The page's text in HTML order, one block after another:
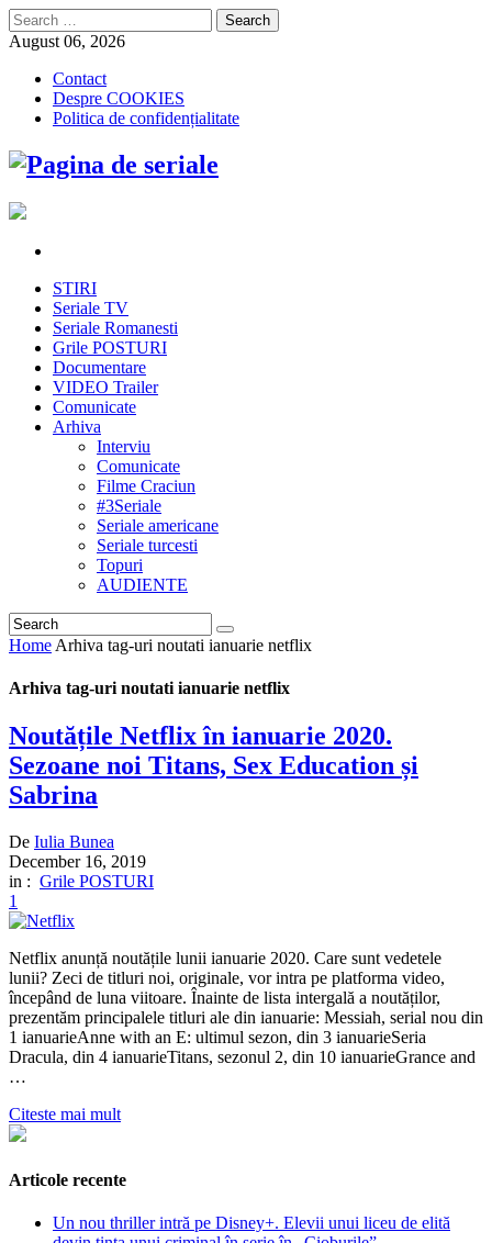
Search
for:
August 06, 2026
Contact
Despre COOKIES
Politica de confidențialitate
STIRI
Seriale TV
Seriale Romanesti
Grile POSTURI
Documentare
VIDEO Trailer
Comunicate
Arhiva
Interviu
Comunicate
Filme Craciun
#3Seriale
Seriale americane
Seriale turcesti
Topuri
AUDIENTE
Home Arhiva tag-uri noutati ianuarie netflix
Arhiva tag-uri noutati ianuarie netflix
Noutățile Netflix în ianuarie 2020.
Sezoane noi Titans, Sex Education și
Sabrina
De Iulia Bunea
December 16, 2019
in : Grile POSTURI
1
Netflix anunță noutățile lunii ianuarie 2020. Care sunt vedetele
lunii? Zeci de titluri noi, originale, vor intra pe platforma video,
începând de luna viitoare. Înainte de lista intergală a noutăților,
prezentăm principalele titluri ale din ianuarie: Messiah, serial nou din
1 ianuarieAnne with an E: ultimul sezon, din 3 ianuarieSeria
Dracula, din 4 ianuarieTitans, sezonul 2, din 10 ianuarieGrance and
…
Citeste mai mult
Articole recente
Un nou thriller intră pe Disney+. Elevii unui liceu de elită